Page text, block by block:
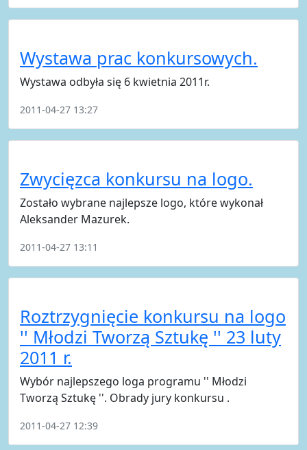
Wystawa prac konkursowych.
Wystawa odbyła się 6 kwietnia 2011r.
2011-04-27 13:27
Zwycięzca konkursu na logo.
Zostało wybrane najlepsze logo, które wykonał
Aleksander Mazurek.
2011-04-27 13:11
Roztrzygnięcie konkursu na logo
'' Młodzi Tworzą Sztukę '' 23 luty
2011 r.
Wybór najlepszego loga programu '' Młodzi
Tworzą Sztukę ''. Obrady jury konkursu .
2011-04-27 12:39